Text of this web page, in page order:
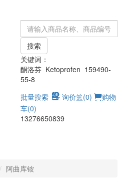
搜索
关键词：
酮洛芬 Ketoprofen 159490-
55-8
批量搜索
询价篮(0)
购物
车(0)
13276650839
阿曲库铵